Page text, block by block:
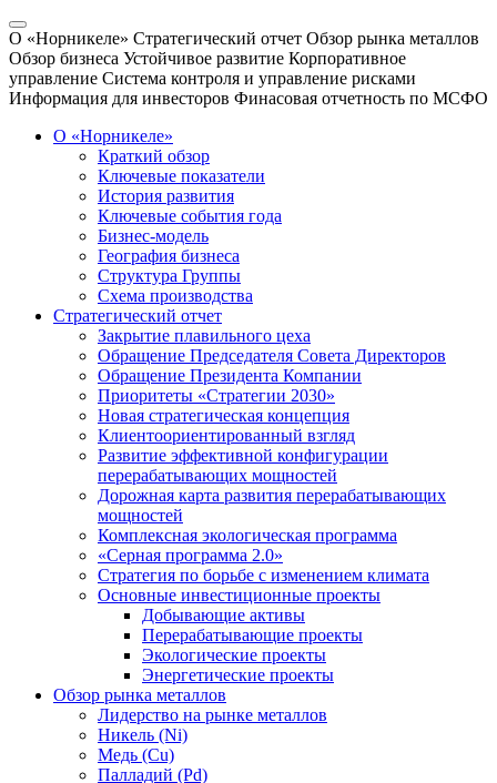
О «Норникеле» Стратегический отчет Обзор рынка металлов
Обзор бизнеса Устойчивое развитие Корпоративное
управление Система контроля и управление рисками
Информация для инвесторов Финасовая отчетность по МСФО
О «Норникеле»
Краткий обзор
Ключевые показатели
История развития
Ключевые события года
Бизнес-модель
География бизнеса
Структура Группы
Схема производства
Стратегический отчет
Закрытие плавильного цеха
Обращение Председателя Совета Директоров
Обращение Президента Компании
Приоритеты «Стратегии 2030»
Новая стратегическая концепция
Клиентоориентированный взгляд
Развитие эффективной конфигурации
перерабатывающих мощностей
Дорожная карта развития перерабатывающих
мощностей
Комплексная экологическая программа
«Серная программа 2.0»
Стратегия по борьбе с изменением климата
Основные инвестиционные проекты
Добывающие активы
Перерабатывающие проекты
Экологические проекты
Энергетические проекты
Обзор рынка металлов
Лидерство на рынке металлов
Никель (Ni)
Медь (Cu)
Палладий (Pd)